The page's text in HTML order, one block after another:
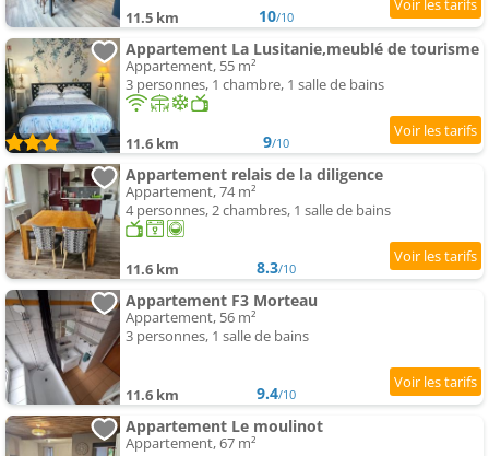
11.5 km 10/10
Appartement La Lusitanie,meublé de tourisme
Appartement, 55 m²
3 personnes, 1 chambre, 1 salle de bains
11.6 km 9/10
Appartement relais de la diligence
Appartement, 74 m²
4 personnes, 2 chambres, 1 salle de bains
11.6 km 8.3/10
Appartement F3 Morteau
Appartement, 56 m²
3 personnes, 1 salle de bains
11.6 km 9.4/10
Appartement Le moulinot
Appartement, 67 m²